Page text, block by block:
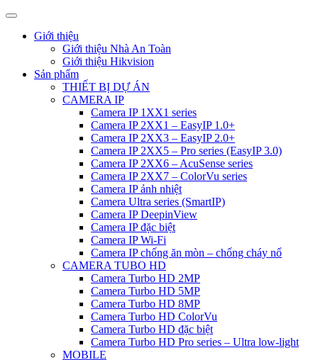
Giới thiệu
Giới thiệu Nhà An Toàn
Giới thiệu Hikvision
Sản phẩm
THIẾT BỊ DỰ ÁN
CAMERA IP
Camera IP 1XX1 series
Camera IP 2XX1 – EasyIP 1.0+
Camera IP 2XX3 – EasyIP 2.0+
Camera IP 2XX5 – Pro series (EasyIP 3.0)
Camera IP 2XX6 – AcuSense series
Camera IP 2XX7 – ColorVu series
Camera IP ảnh nhiệt
Camera Ultra series (SmartIP)
Camera IP DeepinView
Camera IP đặc biệt
Camera IP Wi-Fi
Camera IP chống ăn mòn – chống cháy nổ
CAMERA TUBO HD
Camera Turbo HD 2MP
Camera Turbo HD 5MP
Camera Turbo HD 8MP
Camera Turbo HD ColorVu
Camera Turbo HD đặc biệt
Camera Turbo HD Pro series – Ultra low-light
MOBILE